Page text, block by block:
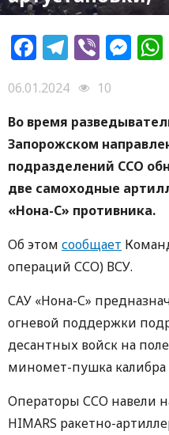
Facebook
Viber
06.01.2024
10
Во время
Запорожском
подразделений ССО
две самоходные
«Нона-С» противника.
Об этом сообщает
операций ССО) ВСУ.
САУ «Нона-С»
огневой поддержки
десантных войск на
миномет-пушка калибра
Операторы ССО навели
HIMARS ракетно-